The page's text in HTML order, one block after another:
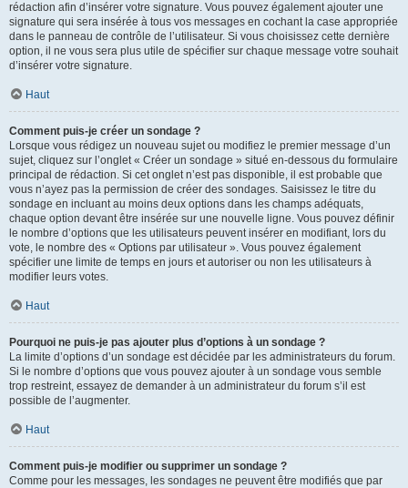
rédaction afin d’insérer votre signature. Vous pouvez également ajouter une
signature qui sera insérée à tous vos messages en cochant la case appropriée
dans le panneau de contrôle de l’utilisateur. Si vous choisissez cette dernière
option, il ne vous sera plus utile de spécifier sur chaque message votre souhait
d’insérer votre signature.
Haut
Comment puis-je créer un sondage ?
Lorsque vous rédigez un nouveau sujet ou modifiez le premier message d’un
sujet, cliquez sur l’onglet « Créer un sondage » situé en-dessous du formulaire
principal de rédaction. Si cet onglet n’est pas disponible, il est probable que
vous n’ayez pas la permission de créer des sondages. Saisissez le titre du
sondage en incluant au moins deux options dans les champs adéquats,
chaque option devant être insérée sur une nouvelle ligne. Vous pouvez définir
le nombre d’options que les utilisateurs peuvent insérer en modifiant, lors du
vote, le nombre des « Options par utilisateur ». Vous pouvez également
spécifier une limite de temps en jours et autoriser ou non les utilisateurs à
modifier leurs votes.
Haut
Pourquoi ne puis-je pas ajouter plus d’options à un sondage ?
La limite d’options d’un sondage est décidée par les administrateurs du forum.
Si le nombre d’options que vous pouvez ajouter à un sondage vous semble
trop restreint, essayez de demander à un administrateur du forum s’il est
possible de l’augmenter.
Haut
Comment puis-je modifier ou supprimer un sondage ?
Comme pour les messages, les sondages ne peuvent être modifiés que par